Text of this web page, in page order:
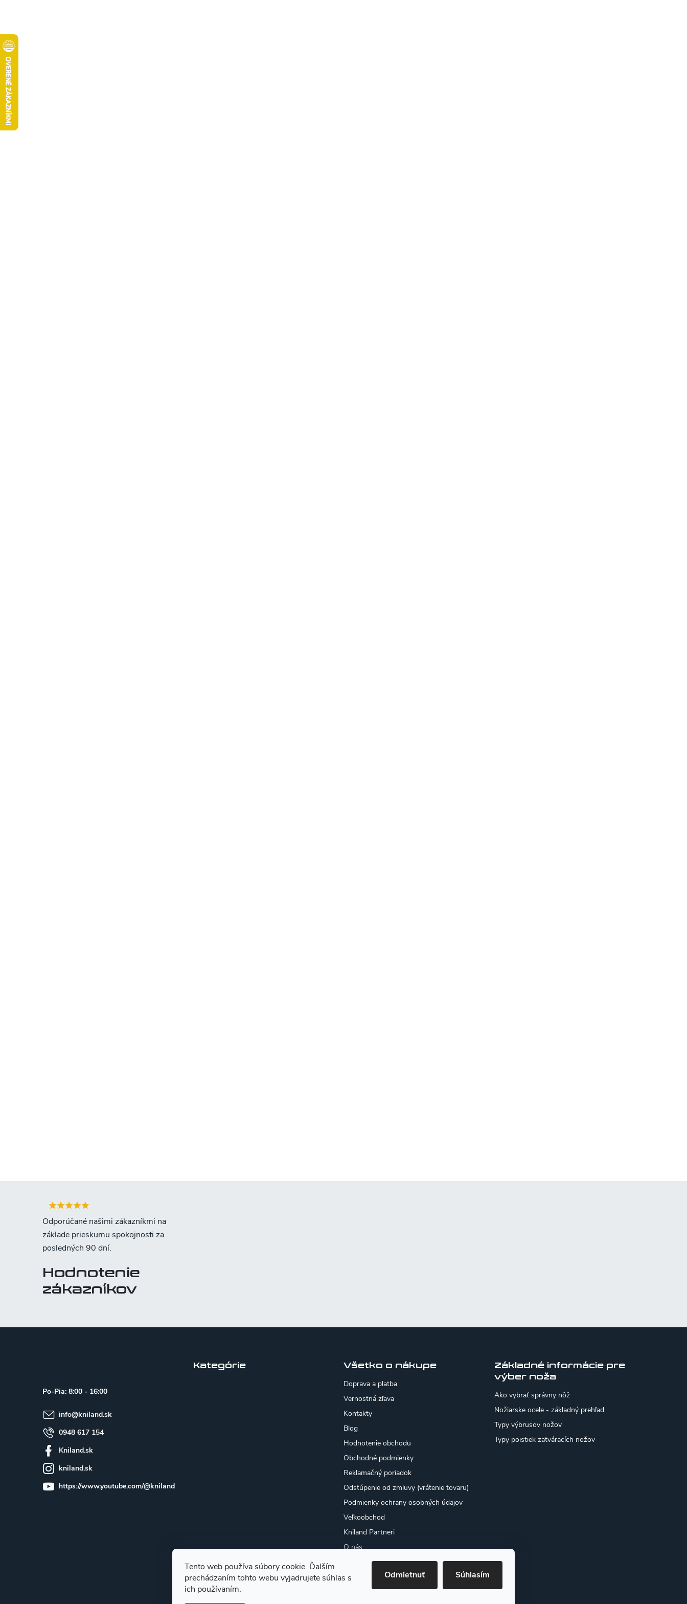
Tento web používa súbory cookie. Ďalším
prechádzaním tohto webu vyjadrujete súhlas s
ich používaním.
Odmietnuť Súhlasím
Hodnotenie
zákazníkov
Po-Pia: 8:00 - 16:00
info@kniland.sk
0948 617 154
Kniland.sk
kniland.sk
https://www.youtube.com/@kniland
Kategórie
Všetko o nákupe
Doprava a platba
Vernostná zľava
Kontakty
Blog
Hodnotenie obchodu
Obchodné podmienky
Reklamačný poriadok
Odstúpenie od zmluvy (vrátenie tovaru)
Podmienky ochrany osobných údajov
Veľkoobchod
Kniland Partneri
O nás
Osobný odber
Moja objednávka
Základné informácie pre
výber noža
Ako vybrať správny nôž
Nožiarske ocele - základný prehľad
Typy výbrusov nožov
Typy poistiek zatváracích nožov